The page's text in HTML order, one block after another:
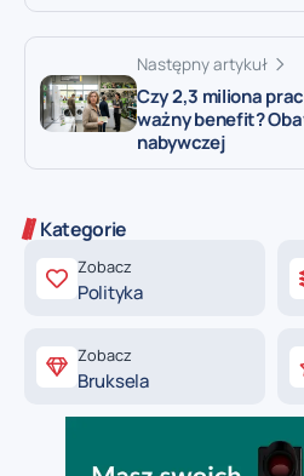
Następny artykuł
Czy 2,3 miliona
ważny benefit?
nabywczej
Kategorie
Zobacz
Polityka
Zobacz
Bruksela